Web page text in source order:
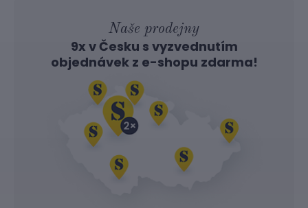
Naše prodejny
9x v Česku s vyzvednutím
objednávek z e-shopu zdarma!